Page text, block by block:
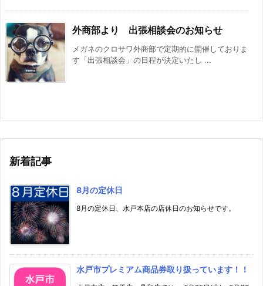
外商部より 出張相談会のお知らせ
メガネのクロサワ外商部で定期的に開催しておりま
す「出張相談会」の日程が決定いたし ...
新着記事
8月の定休日
8月の定休日、水戸本店の店休日のお知らせです。
水戸市プレミアム商品券取り扱っています！！